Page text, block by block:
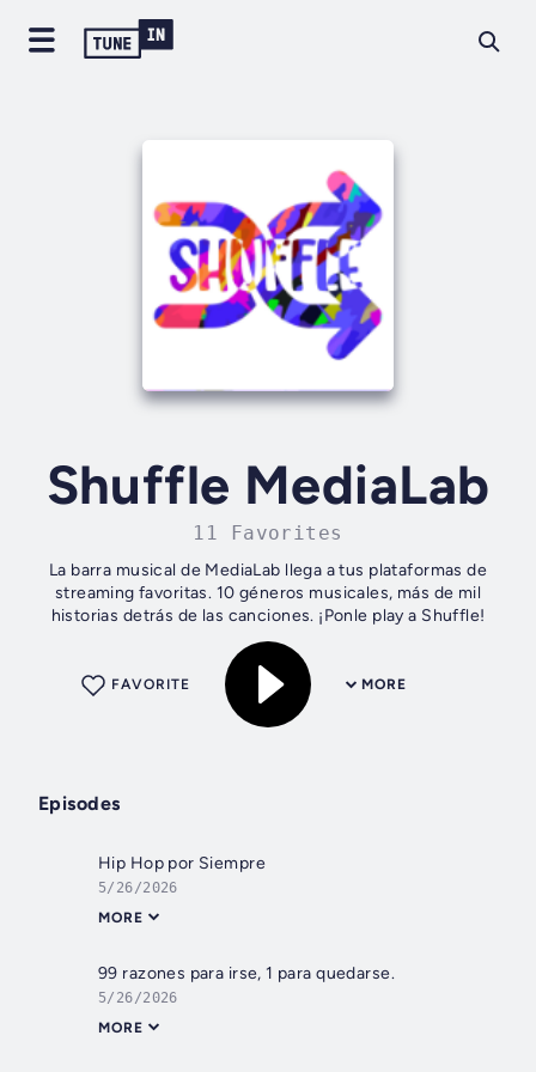
Shuffle MediaLab
11 Favorites
La barra musical de MediaLab llega a tus plataformas de
streaming favoritas. 10 géneros musicales, más de mil
historias detrás de las canciones. ¡Ponle play a Shuffle!
MORE
FAVORITE
Episodes
Hip Hop por Siempre
5/26/2026
MORE
99 razones para irse, 1 para quedarse.
5/26/2026
MORE